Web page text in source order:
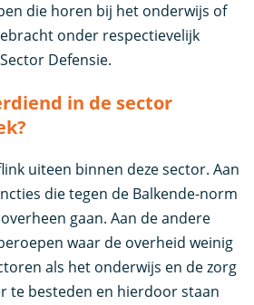
die horen bij het onderwijs of
onder respectievelijk
Defensie.
in de sector
uiteen binnen deze sector. Aan
die tegen de Balkende-norm
gaan. Aan de andere
waar de overheid weinig
als het onderwijs en de zorg
te besteden en hierdoor staan